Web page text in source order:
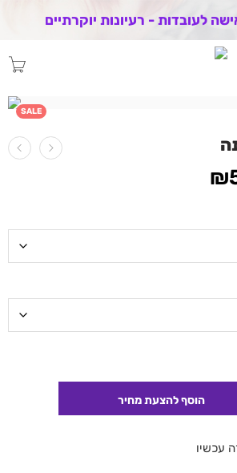
לעובדות - רעיונות יוקרתיים
SALE
₪
עכשיו